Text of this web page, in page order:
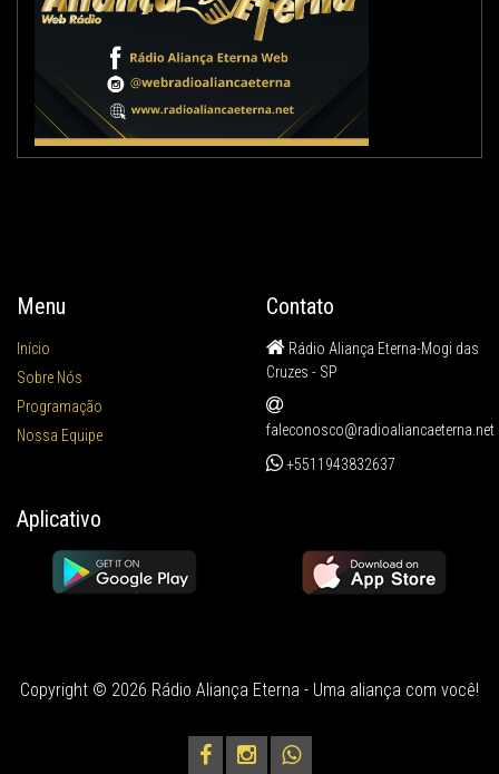
Menu
Início
Sobre Nós
Programação
Nossa Equipe
Contato
Rádio Aliança Eterna-Mogi das
Cruzes - SP
faleconosco@radioaliancaeterna.net
+5511943832637
Aplicativo
Copyright © 2026 Rádio Aliança Eterna - Uma aliança com você!